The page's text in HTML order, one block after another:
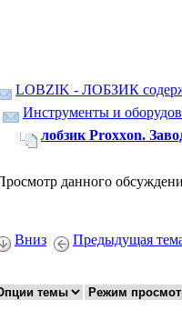
LOBZIK - ЛОБЗИК
Инструменты и
лобзик Proxxon.
данного
Вниз Предыдущая